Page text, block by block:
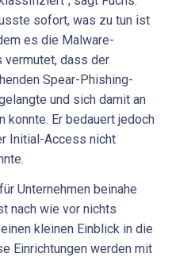
sofort, was zu tun ist
es die Malware-
vermutet, dass der
Spear-Phishing-
und sich damit an
konnte. Er bedauert jedoch
Initial-Access nicht
Unternehmen beinahe
nach wie vor nichts
kleinen Einblick in die
Einrichtungen werden mit